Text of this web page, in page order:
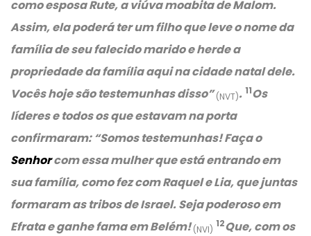
como esposa Rute, a viúva moabita de Malom.
Assim, ela poderá ter um filho que leve o nome da
família de seu falecido marido e herde a
propriedade da família aqui na cidade natal dele.
Vocês hoje são testemunhas disso”(NVT). 11Os
líderes e todos os que estavam na porta
confirmaram: “Somos testemunhas! Faça o
Senhorcom essa mulher que está entrando em
sua família, como fez com Raquel e Lia, que juntas
formaram as tribos de Israel. Seja poderoso em
Efrata e ganhe fama em Belém!(NVI)
12Que, com os